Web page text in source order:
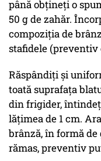
până obțineți o
50 g de zahăr.
compoziția de
stafidele (preventiv
Răspândiți și
toată suprafața
din frigider,
lățimea de 1 cm.
brânză, în formă
rămas, preventiv